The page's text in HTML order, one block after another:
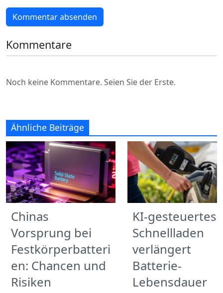
Kommentar absenden
Kommentare
Noch keine Kommentare. Seien Sie der Erste.
Ähnliche Beiträge
Chinas
Vorsprung bei
Festkörperbatteri
en: Chancen und
Risiken
KI-gesteuertes
Schnellladen
verlängert
Batterie-
Lebensdauer